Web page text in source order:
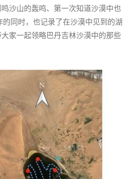
沙山的轰鸣、第一次知道沙漠中也
同时，也记录了在沙漠中见到的湖
家一起领略巴丹吉林沙漠中的那些